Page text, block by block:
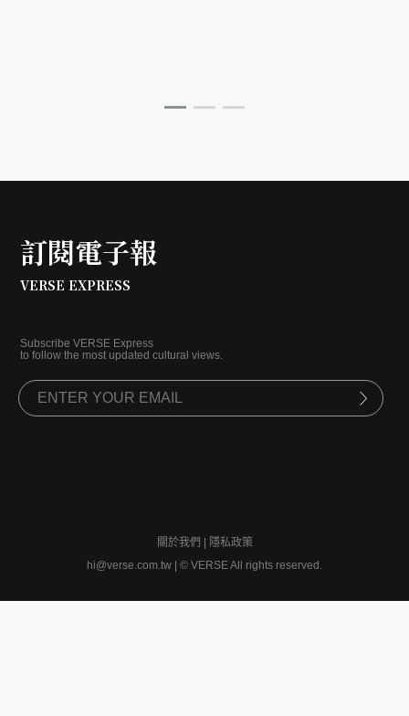
訂閱電子報
VERSE EXPRESS
Subscribe VERSE Express
to follow the most updated cultural views.
關於我們
隱私政策
hi@verse.com.tw
© VERSE All rights reserved.